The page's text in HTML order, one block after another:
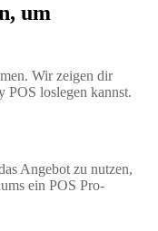
um
Wir zeigen dir
POS loslegen kannst.
Angebot zu nutzen,
ein POS Pro-